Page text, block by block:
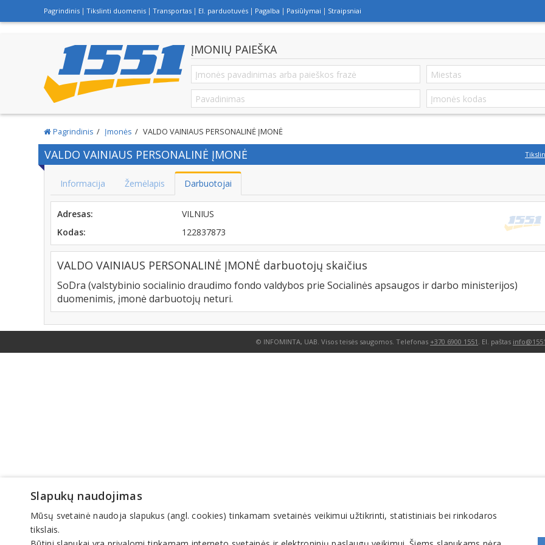
Pagrindinis Tikslinti duomenis Transportas El. parduotuvės Pagalba Pasiūlymai Straipsniai
ĮMONIŲ PAIEŠKA
Pagrindinis Įmonės VALDO VAINIAUS PERSONALINĖ ĮMONĖ
VALDO VAINIAUS PERSONALINĖ ĮMONĖ
Informacija Žemėlapis Darbuotojai
Adresas:
VILNIUS
Kodas:
122837873
VALDO VAINIAUS PERSONALINĖ ĮMONĖ darbuotojų skaičius
SoDra (valstybinio socialinio draudimo fondo valdybos prie Socialinės apsaugos ir darbo ministerijos)
duomenimis, įmonė darbuotojų neturi.
© INFOMINTA, UAB. Visos teisės saugomos. Telefonas +370 6900 1551 . El. paštas
Slapukų naudojimas
Mūsų svetainė naudoja slapukus (angl. cookies) tinkamam svetainės veikimui užtikrinti, statistiniais bei rinkodaros
tikslais.